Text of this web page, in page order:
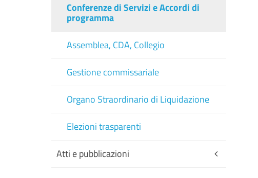
Conferenze di Servizi e Accordi di
programma
Assemblea, CDA, Collegio
Gestione commissariale
Organo Straordinario di Liquidazione
Elezioni trasparenti
Atti e pubblicazioni